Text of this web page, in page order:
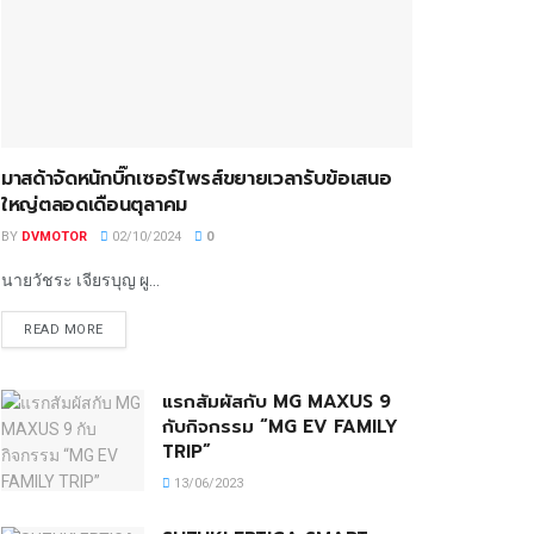
มาสด้าจัดหนักบิ๊กเซอร์ไพรส์ขยายเวลารับข้อเสนอ
ใหญ่ตลอดเดือนตุลาคม
BY DVMOTOR 02/10/2024 0
นายวัชระ เจียรบุญ ผู...
READ MORE
แรกสัมผัสกับ MG MAXUS 9
กับกิจกรรม “MG EV FAMILY
TRIP”
13/06/2023